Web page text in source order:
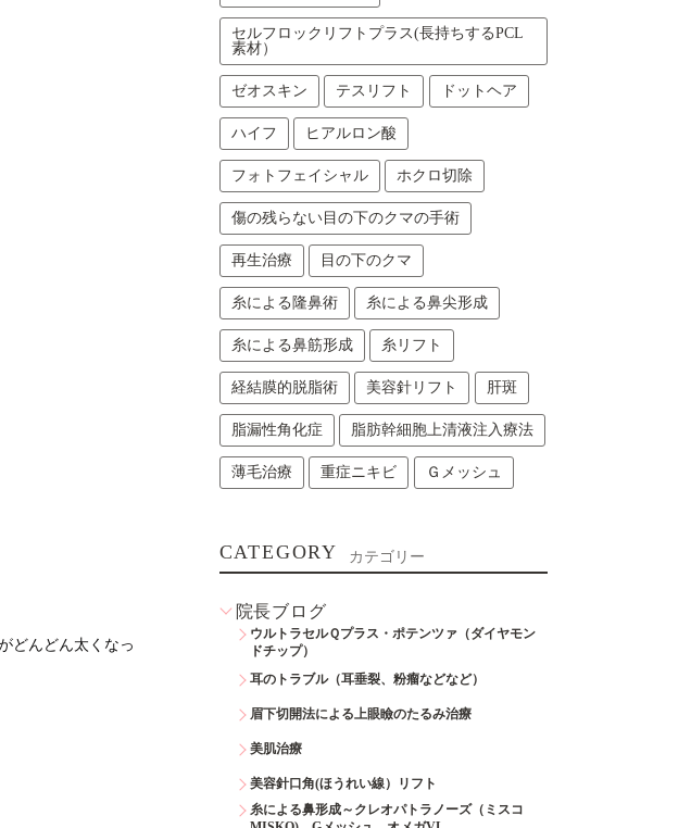
どんどん太くなっ
セルフロックリフトプラス(長持ちするPCL
素材）
ゼオスキン テスリフト ドットヘア
ハイフ ヒアルロン酸
フォトフェイシャル ホクロ切除
傷の残らない目の下のクマの手術
再生治療 目の下のクマ
糸による隆鼻術 糸による鼻尖形成
糸による鼻筋形成 糸リフト
経結膜的脱脂術 美容針リフト 肝斑
脂漏性角化症 脂肪幹細胞上清液注入療法
薄毛治療 重症ニキビ Ｇメッシュ
CATEGORY カテゴリー
院長ブログ
ウルトラセルＱプラス・ポテンツァ（ダイヤモン
ドチップ）
耳のトラブル（耳垂裂、粉瘤などなど）
眉下切開法による上眼瞼のたるみ治療
美肌治療
美容針口角(ほうれい線）リフト
糸による鼻形成～クレオパトラノーズ（ミスコ